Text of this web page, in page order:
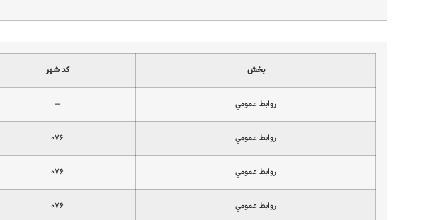
بخش کد شهر
روابط عمومي —
روابط عمومي ۰۷۶
روابط عمومي ۰۷۶
روابط عمومي ۰۷۶